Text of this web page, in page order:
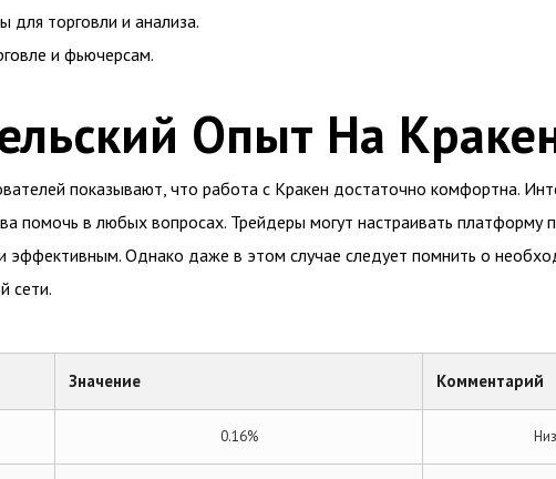
для торговли и анализа.
и фьючерсам.
Опыт На
показывают, что работа с Кракен достаточно комфортна.
помочь в любых вопросах. Трейдеры могут настраивать
эффективным. Однако даже в этом случае следует помнить о
сети.
Значение Комментарий
0.16%